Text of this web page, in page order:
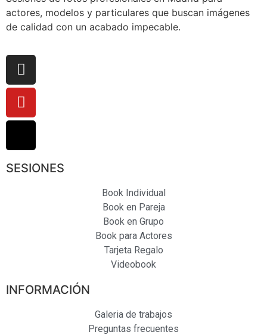
actores, modelos y particulares que buscan imágenes
de calidad con un acabado impecable.
SESIONES
Book Individual
Book en Pareja
Book en Grupo
Book para Actores
Tarjeta Regalo
Videobook
INFORMACIÓN
Galeria de trabajos
Preguntas frecuentes